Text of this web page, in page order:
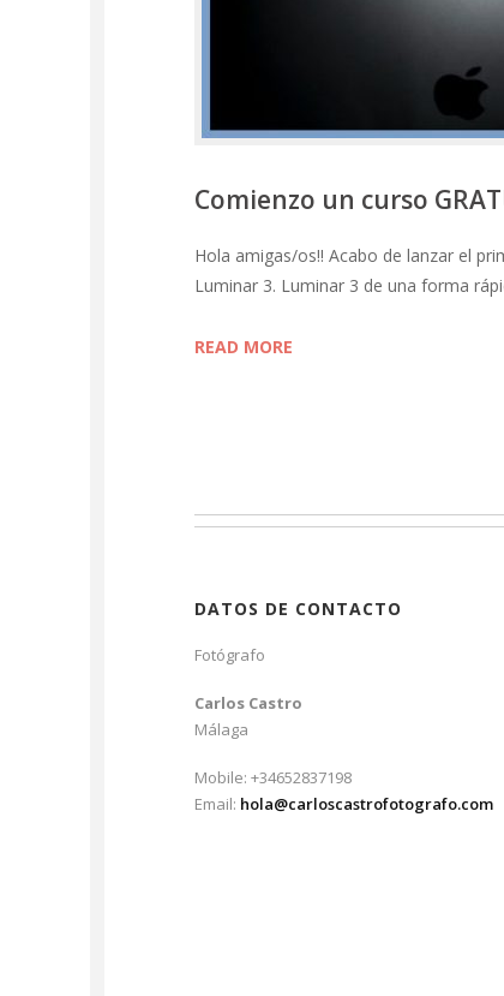
Comienzo un curso
Hola amigas/os!! Acabo de lanzar el
Luminar 3. Luminar 3 de una forma
READ MORE
DATOS DE CONTACTO
Fotógrafo
Carlos Castro
Málaga
Mobile: +34652837198
Email: hola@carloscastrofotografo.com